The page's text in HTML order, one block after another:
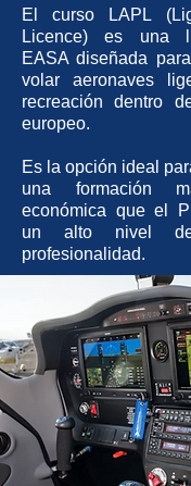
El curso LAPL
Licence) es una
EASA diseñada
volar aeronaves
recreación dentro
europeo.
Es la opción ideal
una formación
económica que el
un alto nivel
profesionalidad.